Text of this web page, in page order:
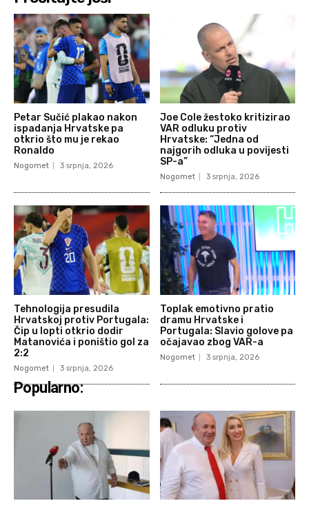
Petar Sučić plakao nakon
ispadanja Hrvatske pa
otkrio što mu je rekao
Ronaldo
Nogomet 3 srpnja, 2026
Joe Cole žestoko kritizirao
VAR odluku protiv
Hrvatske: “Jedna od
najgorih odluka u povijesti
SP-a”
Nogomet 3 srpnja, 2026
Tehnologija presudila
Hrvatskoj protiv Portugala:
Čip u lopti otkrio dodir
Matanovića i poništio gol za
2:2
Nogomet 3 srpnja, 2026
Toplak emotivno pratio
dramu Hrvatske i
Portugala: Slavio golove pa
očajavao zbog VAR-a
Nogomet 3 srpnja, 2026
Popularno: